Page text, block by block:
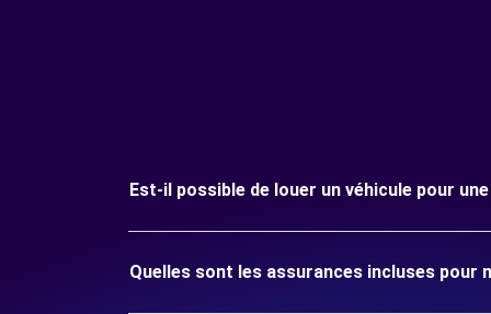
Est-il possible de louer un véhicule pour
Quelles sont les assurances incluses pour